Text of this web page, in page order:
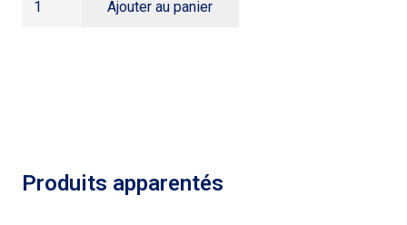
Ajouter au panier
Produits apparentés